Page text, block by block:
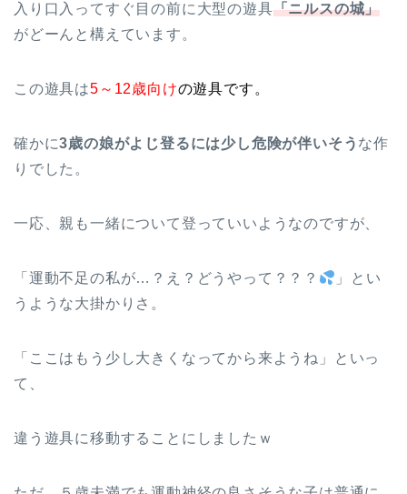
入り口入ってすぐ目の前に大型の遊具「ニルスの城」
がどーんと構えています。
この遊具は5 ～12歳向けの遊具です。
確かに3歳の娘がよじ登るには少し危険が伴いそう な作
りでした。
一応、親も一緒について登っていいようなのですが、
「運動不足の私が…？え？どうやって？？？
」とい
うような大掛かりさ。
「ここはもう少し大きくなってから来ようね」といっ
て、
違う遊具に移動することにしましたｗ